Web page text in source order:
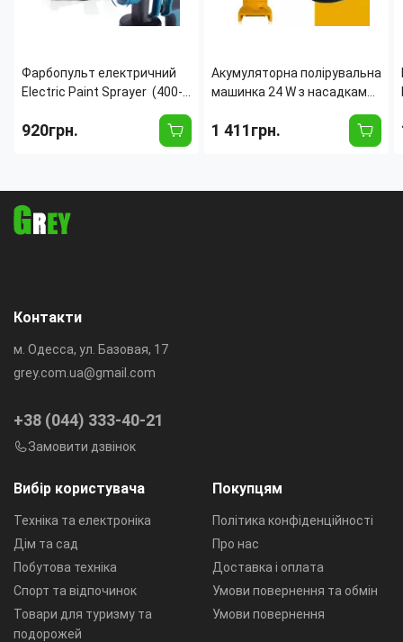
Фарбопульт електричний
Electric Paint Sprayer (400-
у комплекті, професійний
920грн.
Акумуляторна полірувальна
машинка 24 W з насадками
АКБ, зарядний пристрій,
набір полірувальних дисків
1 411грн.
Вибір користувача
Техніка та електроніка
Дім та сад
Побутова техніка
Спорт та відпочинок
Товари для туризму та
подорожей
Покупцям
Політика конфіденційності
Про нас
Доставка і оплата
Умови повернення та обмін
Умови повернення
Контакти
м. Одесса, ул. Базовая, 17
grey.com.ua@gmail.com
+38 (044) 333-40-21
Замовити дзвінок